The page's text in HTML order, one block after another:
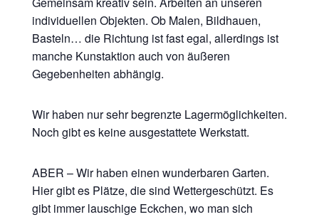
individuellen Objekten. Ob Malen, Bildhauen,
Basteln… die Richtung ist fast egal, allerdings ist
manche Kunstaktion auch von äußeren
Gegebenheiten abhängig.
Wir haben nur sehr begrenzte Lagermöglichkeiten.
Noch gibt es keine ausgestattete Werkstatt.
ABER – Wir haben einen wunderbaren Garten.
Hier gibt es Plätze, die sind Wettergeschützt. Es
gibt immer lauschige Eckchen, wo man sich